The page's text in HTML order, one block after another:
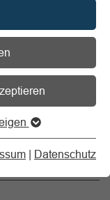
| Datenschutz